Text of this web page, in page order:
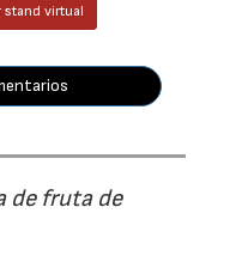
stand virtual
de fruta de